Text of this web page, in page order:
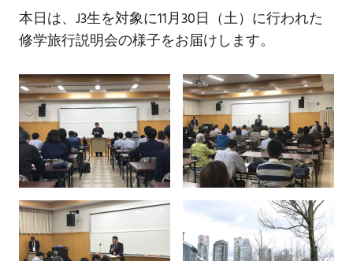
修
学
説
明
会
②
は
本日は、J3生を対象に11月30日（土）に行われた
修学旅行説明会の様子をお届けします。